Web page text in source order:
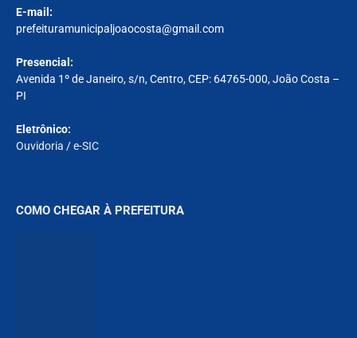
E-mail:
prefeituramunicipaljoaocosta@gmail.com
Presencial:
Avenida 1º de Janeiro, s/n, Centro, CEP: 64765-000, João Costa –
PI
Eletrônico:
Ouvidoria /e-SIC
COMO CHEGAR À PREFEITURA